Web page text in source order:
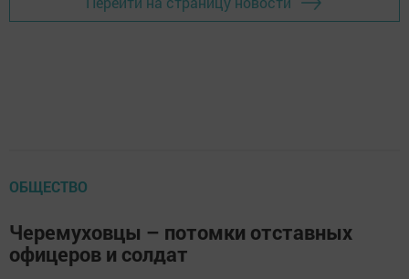
ОБЩЕСТВО
Черемуховцы – потомки отставных
офицеров и солдат